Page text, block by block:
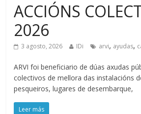
ACCIÓNS
2026
3 agosto, 2026 IDi arvi, ayudas,
ARVI foi beneficiario de dúas axudas
colectivos de mellora das instalacións
pesqueiros, lugares de desembarque,
Leer más